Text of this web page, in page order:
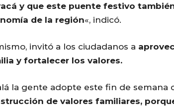
y que este puente festivo
de la región«, indicó.
invitó a los ciudadanos a
y fortalecer los valores.
la gente adopte este fin de semana
de valores familiares,